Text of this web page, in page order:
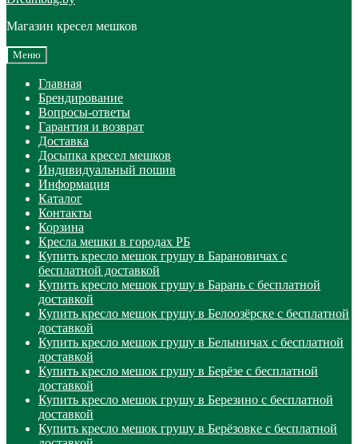
Магазин кресел мешков
Меню
Главная
Брендирование
Вопросы-ответы
Гарантия и возврат
Доставка
Досыпка кресел мешков
Индивидуальный пошив
Информация
Каталог
Контакты
Корзина
Кресла мешки в городах РБ
Купить кресло мешок грушу в Барановичах с
бесплатной доставкой
Купить кресло мешок грушу в Барань с бесплатной
доставкой
Купить кресло мешок грушу в Белоозёрске с бесплатной
доставкой
Купить кресло мешок грушу в Белыничах с бесплатной
доставкой
Купить кресло мешок грушу в Берёзе с бесплатной
доставкой
Купить кресло мешок грушу в Березино с бесплатной
доставкой
Купить кресло мешок грушу в Берёзовке с бесплатной